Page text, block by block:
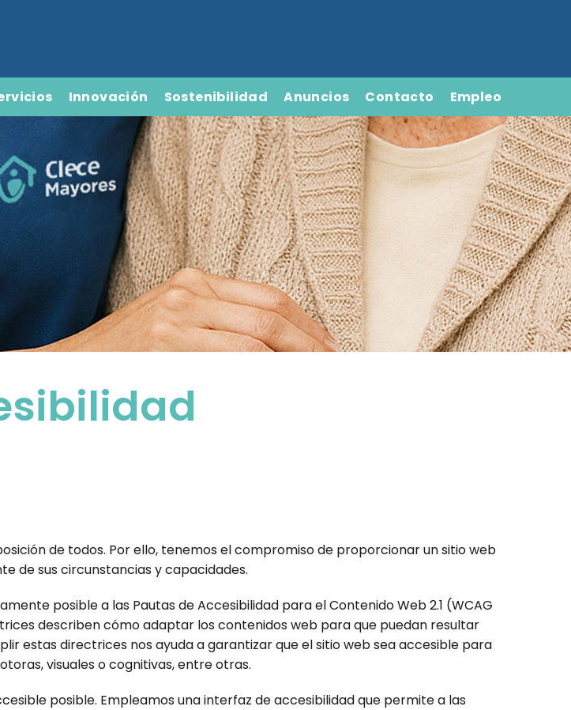
Innovación Sostenibilidad Anuncios Contacto Empleo
de todos. Por ello, tenemos el compromiso de proporcionar un sitio web
de sus circunstancias y capacidades.
posible a las Pautas de Accesibilidad para el Contenido Web 2.1 (WCAG
describen cómo adaptar los contenidos web para que puedan resultar
estas directrices nos ayuda a garantizar que el sitio web sea accesible para
visuales o cognitivas, entre otras.
posible. Empleamos una interfaz de accesibilidad que permite a las